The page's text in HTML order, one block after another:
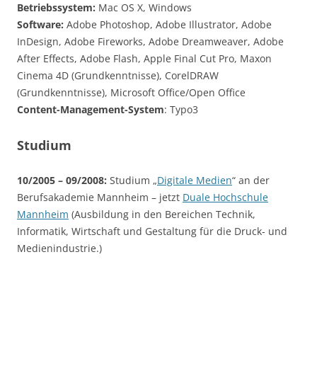
Betriebssystem: Mac OS X, Windows
Software: Adobe Photoshop, Adobe Illustrator, Adobe
InDesign, Adobe Fireworks, Adobe Dreamweaver, Adobe
After Effects, Adobe Flash, Apple Final Cut Pro, Maxon
Cinema 4D (Grundkenntnisse), CorelDRAW
(Grundkenntnisse), Microsoft Office/Open Office
Content-Management-System: Typo3
Studium
10/2005 – 09/2008: Studium „Digitale Medien“ an der
Berufsakademie Mannheim – jetzt Duale Hochschule
Mannheim (Ausbildung in den Bereichen Technik,
Informatik, Wirtschaft und Gestaltung für die Druck- und
Medienindustrie.)